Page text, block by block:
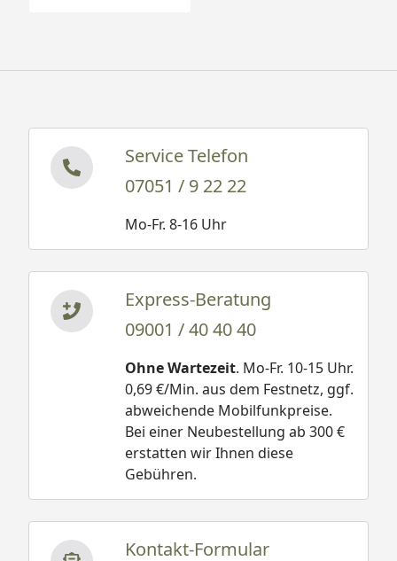
Service Telefon
07051 / 9 22 22
Mo-Fr. 8-16 Uhr
Express-Beratung
09001 / 40 40 40
Ohne Wartezeit. Mo-Fr. 10-15 Uhr.
0,69 €/Min. aus dem Festnetz, ggf.
abweichende Mobilfunkpreise.
Bei einer Neubestellung ab 300 €
erstatten wir Ihnen diese
Gebühren.
Kontakt-Formular